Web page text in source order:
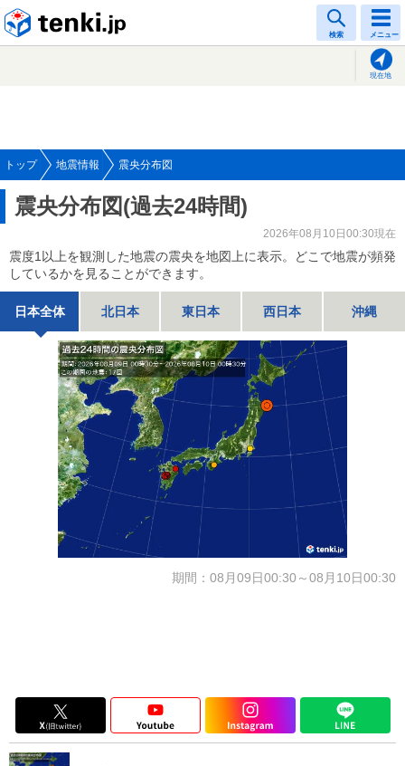
検索 メニュー
現在地
トップ 地震情報 震央分布図
震央分布図(過去24時間)
2026年08月10日00:30現在
震度1以上を観測した地震の震央を地図上に表示。どこで地震が頻発
しているかを見ることができます。
日本全体 北日本 東日本 西日本 沖縄
期間：08月09日00:30～08月10日00:30